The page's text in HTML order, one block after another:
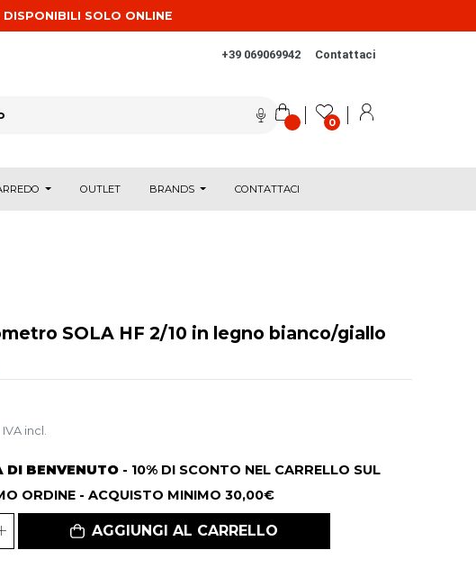
SOLO ONLINE
+39 069069942 Contattaci
0
OUTLET BRANDS CONTATTACI
SOLA HF 2/10 in legno bianco/giallo
IVA incl.
DI BENVENUTO - 10% DI SCONTO NEL CARRELLO SUL
ORDINE - ACQUISTO MINIMO 30,00€
AGGIUNGI AL CARRELLO